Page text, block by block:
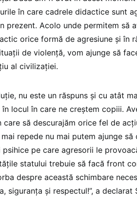
în care cadrele didactice sunt
prezent. Acolo unde permitem să
orice formă de agresiune şi în
de violenţă, vom ajunge să
al civilizaţiei.
nu este un răspuns şi cu atât
locul în care ne creştem copiii.
să descurajăm orice fel de
repede nu mai putem ajunge
pe care agresorii le
statului trebuie să facă front
despre această schimbare
siguranţa şi respectul!”, a declarat